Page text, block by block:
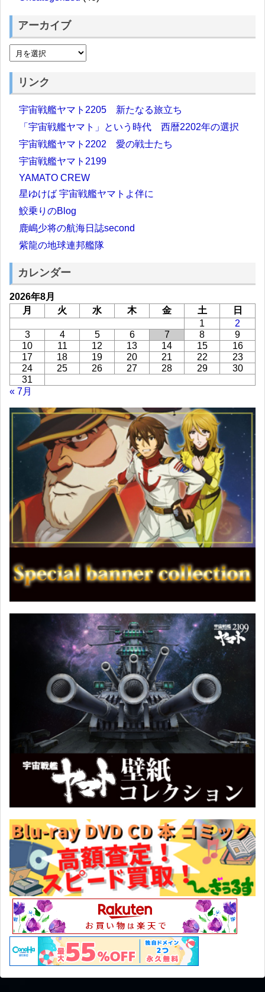
アーカイブ
リンク
宇宙戦艦ヤマト2205 新たなる旅立ち
「宇宙戦艦ヤマト」という時代 西暦2202年の選択
宇宙戦艦ヤマト2202 愛の戦士たち
宇宙戦艦ヤマト2199
YAMATO CREW
星ゆけば 宇宙戦艦ヤマトよ伴に
鮫乗りのBlog
鹿嶋少将の航海日誌second
紫龍の地球連邦艦隊
カレンダー
2026年8月
月
火 水 木 金 土
日
1
2
3
4 5 6 7 8
9
10
11 12 13 14 15
16
17
18 19 20 21 22
23
24
25 26 27 28 29
30
31
« 7月